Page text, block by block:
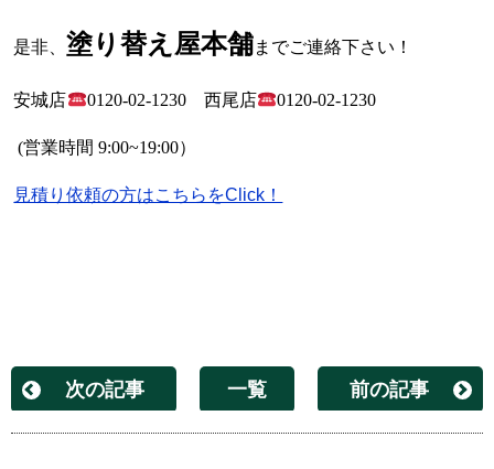
是非、 塗り替え屋本舗までご連絡下さい！
安城店 0120-02-1230西尾店 0120-02-1230
(営業時間 9:00~19:00）
見積り依頼の方はこちらをClick！
次の記事 一覧 前の記事